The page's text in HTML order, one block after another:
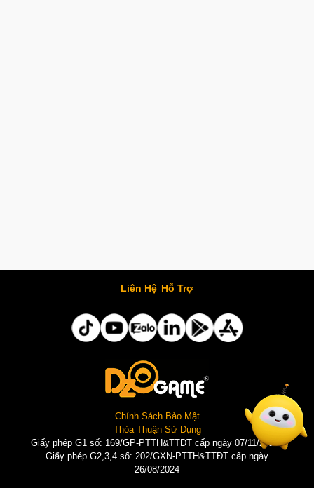
Liên Hệ Hỗ Trợ
Chính Sách Bảo Mật
Thỏa Thuận Sử Dụng
Giấy phép G1 số: 169/GP-PTTH&TTĐT cấp ngày 07/11/2025 |
Giấy phép G2,3,4 số: 202/GXN-PTTH&TTĐT cấp ngày
26/08/2024